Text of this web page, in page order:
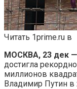
Читать 1prime.ru в
МОСКВА, 23 дек
достигла
миллионов
Владимир Путин в